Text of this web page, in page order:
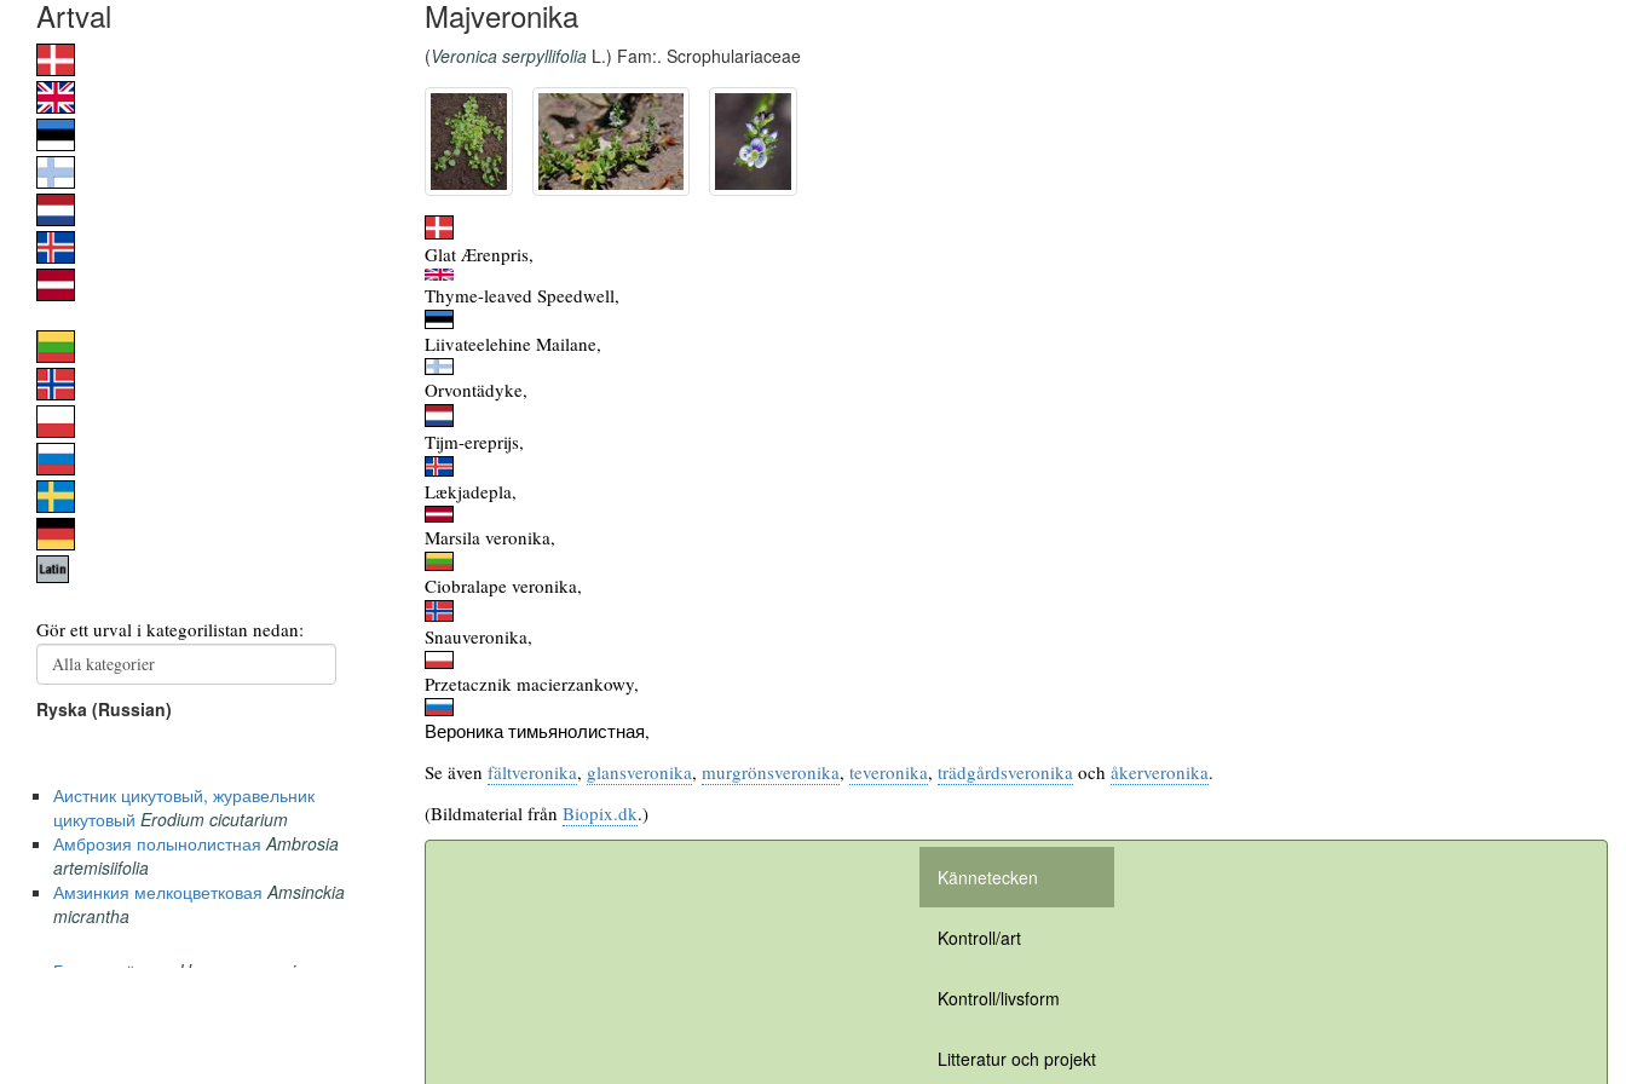
Majveronika
(Veronica serpyllifolia L.) Fam:. Scrophulariaceae
Glat Ærenpris,
Thyme-leaved Speedwell,
Liivateelehine Mailane,
Orvontädyke,
Tijm-ereprijs,
Lækjadepla,
Marsila veronika,
Ciobralape veronika,
Snauveronika,
Przetacznik macierzankowy,
Вероника тимьянолистная,
Se även fältveronika, glansveronika, murgrönsveronika, teveronika, trädgårdsveronika och åkerveronika.
(Bildmaterial från Biopix.dk.)
Kännetecken
Kontroll/art
Kontroll/livsform
Litteratur och projekt